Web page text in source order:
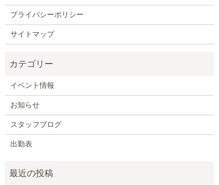
プライバシーポリシー
サイトマップ
イベント情報
お知らせ
スタッフブログ
出勤表